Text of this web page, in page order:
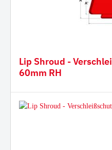
Lip Shroud -
60mm RH